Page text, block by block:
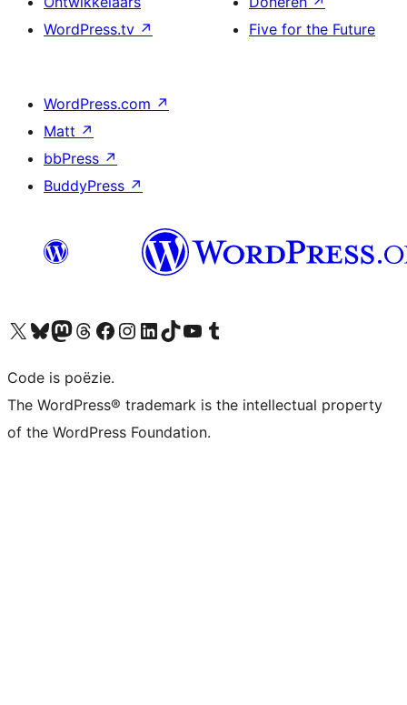
WordPress.tv ↗
Five for the Future
WordPress.com ↗
Matt ↗
bbPress ↗
BuddyPress ↗
Bezoek ons X (voorheen Twitter) account
Bezoek ons Bluesky account
Bezoek ons Mastodon account
Bezoek ons Threads account
Onze Facebook pagina bezoeken
Bezoek ons Instagram account
Bezoek ons LinkedIn account
Bezoek ons TikTok account
Bezoek ons YouTube kanaalBezoek ons Tumblr account
Code is poëzie.
The WordPress® trademark is the intellectual property
of the WordPress Foundation.